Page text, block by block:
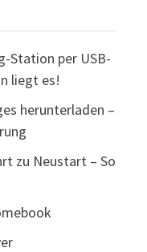
Station per USB-
liegt es!
herunterladen –
zu Neustart – So